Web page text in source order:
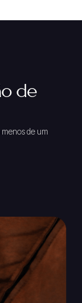
de
de um